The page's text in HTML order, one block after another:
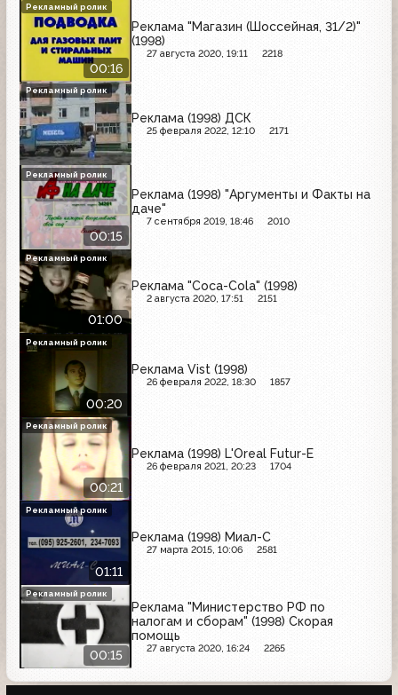
00:16
Реклама "Магазин (Шоссейная, 31/2)"
(1998)
27 августа 2020, 19:11 2218
Рекламный ролик
Реклама (1998) ДСК
25 февраля 2022, 12:10 2171
Рекламный ролик
00:15
Реклама (1998) "Аргументы и Факты на
даче"
7 сентября 2019, 18:46 2010
Рекламный ролик
01:00
Реклама "Coca-Cola" (1998)
2 августа 2020, 17:51 2151
Рекламный ролик
00:20
Реклама Vist (1998)
26 февраля 2022, 18:30 1857
Рекламный ролик
00:21
Реклама (1998) L'Oreal Futur-E
26 февраля 2021, 20:23 1704
Рекламный ролик
01:11
Реклама (1998) Миал-С
27 марта 2015, 10:06 2581
Рекламный ролик
00:15
Реклама "Министерство РФ по
налогам и сборам" (1998) Скорая
помощь
27 августа 2020, 16:24 2265
Рекламный ролик